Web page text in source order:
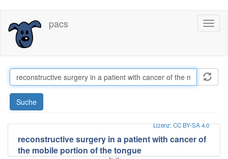
zum
Inhalt
pacs
Suche
Lizenz: CC BY-SA 4.0
reconstructive surgery in a patient with cancer of
the mobile portion of the tongue